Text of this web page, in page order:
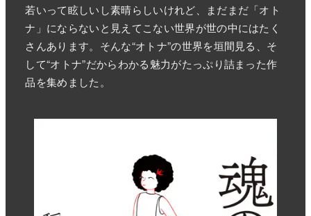
若いって眩しいし素晴らしいけれど、まだまだ「オト
ナ」にならないと見えてこない世界が世の中にはたく
さんあります。そんな“オトナ”の世界を垣間見る、そ
して“オトナ”だからわかる魅力がたっぷり詰まった作
品を集めました。